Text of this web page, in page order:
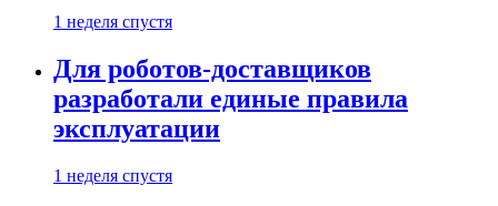
1 неделя спустя
Для роботов-доставщиков
разработали единые правила
эксплуатации
1 неделя спустя